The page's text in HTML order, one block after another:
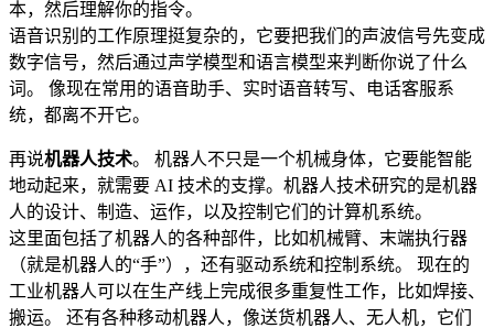
本，然后理解你的指令。
语音识别的工作原理挺复杂的，它要把我们的声波信号先变成
数字信号，然后通过声学模型和语言模型来判断你说了什么
词。 像现在常用的语音助手、实时语音转写、电话客服系
统，都离不开它。
再说机器人技术。 机器人不只是一个机械身体，它要能智能
地动起来，就需要 AI 技术的支撑。机器人技术研究的是机器
人的设计、制造、运作，以及控制它们的计算机系统。
这里面包括了机器人的各种部件，比如机械臂、末端执行器
（就是机器人的“手”），还有驱动系统和控制系统。 现在的
工业机器人可以在生产线上完成很多重复性工作，比如焊接、
搬运。 还有各种移动机器人，像送货机器人、无人机，它们